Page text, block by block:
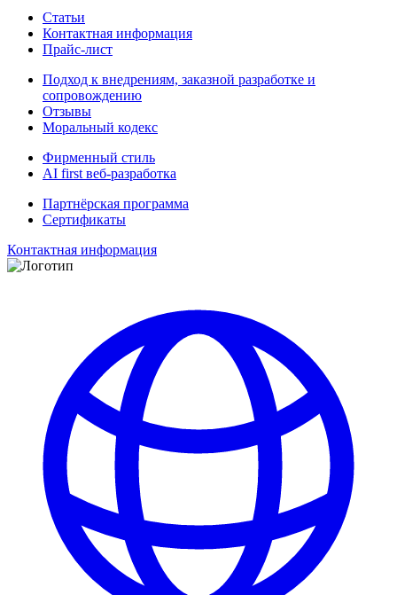
Статьи
Контактная информация
Прайс-лист
Подход к внедрениям, заказной разработке и
сопровождению
Отзывы
Моральный кодекс
Фирменный стиль
AI first веб-разработка
Партнёрская программа
Сертификаты
Контактная информация